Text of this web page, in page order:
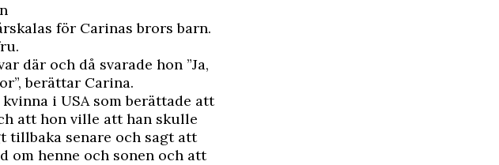
för Carinas brors barn.
där och då svarade hon ”Ja,
berättar Carina.
i USA som berättade att
att hon ville att han skulle
tillbaka senare och sagt att
om henne och sonen och att